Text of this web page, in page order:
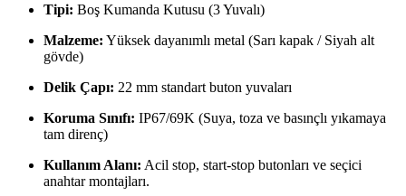
Tipi: Boş Kumanda Kutusu (3 Yuvalı)
Malzeme: Yüksek dayanımlı metal (Sarı kapak / Siyah alt
gövde)
Delik Çapı: 22 mm standart buton yuvaları
Koruma Sınıfı: IP67/69K (Suya, toza ve basınçlı yıkamaya
tam direnç)
Kullanım Alanı: Acil stop, start-stop butonları ve seçici
anahtar montajları.